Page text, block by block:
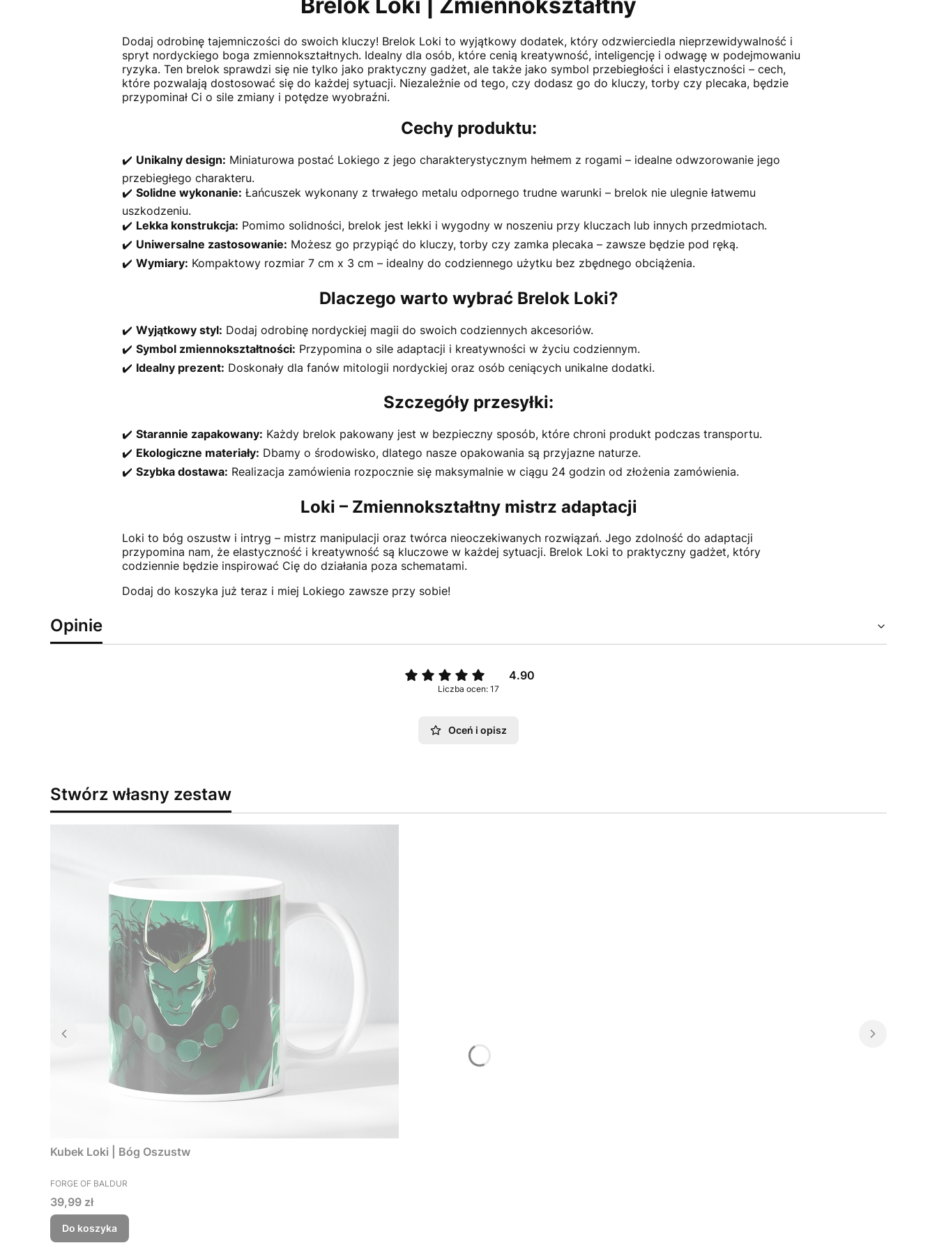
Brelok Loki | Zmiennokształtny
Dodaj odrobinę tajemniczości do swoich kluczy! Brelok Loki to wyjątkowy dodatek, który odzwierciedla nieprzewidywalność i
spryt nordyckiego boga zmiennokształtnych. Idealny dla osób, które cenią kreatywność, inteligencję i odwagę w podejmowaniu
ryzyka. Ten brelok sprawdzi się nie tylko jako praktyczny gadżet, ale także jako symbol przebiegłości i elastyczności – cech,
które pozwalają dostosować się do każdej sytuacji. Niezależnie od tego, czy dodasz go do kluczy, torby czy plecaka, będzie
przypominał Ci o sile zmiany i potędze wyobraźni.
Cechy produktu:
✔️ Unikalny design: Miniaturowa postać Lokiego z jego charakterystycznym hełmem z rogami – idealne odwzorowanie jego
przebiegłego charakteru.
✔️ Solidne wykonanie: Łańcuszek wykonany z trwałego metalu odpornego trudne warunki – brelok nie ulegnie łatwemu
uszkodzeniu.
✔️ Lekka konstrukcja: Pomimo solidności, brelok jest lekki i wygodny w noszeniu przy kluczach lub innych przedmiotach.
✔️ Uniwersalne zastosowanie: Możesz go przypiąć do kluczy, torby czy zamka plecaka – zawsze będzie pod ręką.
✔️ Wymiary: Kompaktowy rozmiar 7 cm x 3 cm – idealny do codziennego użytku bez zbędnego obciążenia.
Dlaczego warto wybrać Brelok Loki?
✔️ Wyjątkowy styl: Dodaj odrobinę nordyckiej magii do swoich codziennych akcesoriów.
✔️ Symbol zmiennokształtności: Przypomina o sile adaptacji i kreatywności w życiu codziennym.
✔️ Idealny prezent: Doskonały dla fanów mitologii nordyckiej oraz osób ceniących unikalne dodatki.
Szczegóły przesyłki:
✔️ Starannie zapakowany: Każdy brelok pakowany jest w bezpieczny sposób, które chroni produkt podczas transportu.
✔️ Ekologiczne materiały: Dbamy o środowisko, dlatego nasze opakowania są przyjazne naturze.
✔️ Szybka dostawa: Realizacja zamówienia rozpocznie się maksymalnie w ciągu 24 godzin od złożenia zamówienia.
Loki – Zmiennokształtny mistrz adaptacji
Loki to bóg oszustw i intryg – mistrz manipulacji oraz twórca nieoczekiwanych rozwiązań. Jego zdolność do adaptacji
przypomina nam, że elastyczność i kreatywność są kluczowe w każdej sytuacji. Brelok Loki to praktyczny gadżet, który
codziennie będzie inspirować Cię do działania poza schematami.
Dodaj do koszyka już teraz i miej Lokiego zawsze przy sobie!
Opinie
4.90
Liczba ocen: 17
Oceń i opisz
Stwórz własny zestaw
Kubek Loki | Bóg Oszustw
PRODUCENT
FORGE OF BALDUR
Cena
39,99 zł
Do koszyka